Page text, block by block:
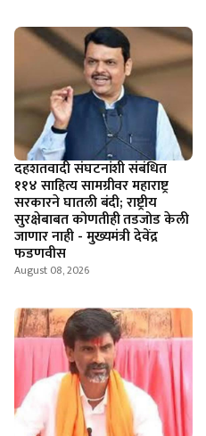
दहशतवादी संघटनांशी संबंधित
११४ साहित्य सामग्रीवर महाराष्ट्र
सरकारने घातली बंदी; राष्ट्रीय
सुरक्षेबाबत कोणतीही तडजोड केली
जाणार नाही - मुख्यमंत्री देवेंद्र
फडणवीस
August 08, 2026